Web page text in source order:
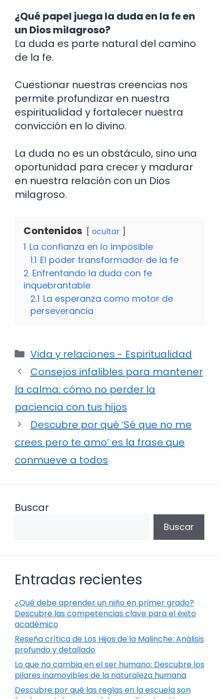
¿Qué papel juega la duda en la fe en
un Dios milagroso?
La duda es parte natural del camino
de la fe.
Cuestionar nuestras creencias nos
permite profundizar en nuestra
espiritualidad y fortalecer nuestra
convicción en lo divino.
La duda no es un obstáculo, sino una
oportunidad para crecer y madurar
en nuestra relación con un Dios
milagroso.
Contenidos ocultar
1 La confianza en lo imposible
1.1 El poder transformador de la fe
2 Enfrentando la duda con fe
inquebrantable
2.1 La esperanza como motor de
perseverancia
Categorías
Vida y relaciones - Espiritualidad
Consejos infalibles para mantener
la calma: cómo no perder la
paciencia con tus hijos
Descubre por qué ‘Sé que no me
crees pero te amo’ es la frase que
conmueve a todos
Buscar
Buscar
Entradas recientes
¿Qué debe aprender un niño en primer grado?
Descubre las competencias clave para el éxito
académico
Reseña crítica de Los Hijos de la Malinche: Análisis
profundo y detallado
Lo que no cambia en el ser humano: Descubre los
pilares inamovibles de la naturaleza humana
Descubre por qué las reglas en la escuela son